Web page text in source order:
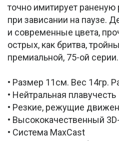
точно имитирует раненую
при зависании на паузе.
и современные цвета,
острых, как бритва,
премиальной, 75-ой серии.
• Размер 11см. Вес 14гр.
• Нейтральная плавучесть
• Резкие, режущие
• Высококачественный
• Система MaxCast